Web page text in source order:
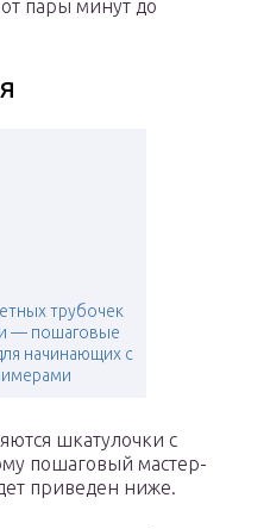
пары минут до
трубочек
— пошаговые
начинающих с
шкатулочки с
пошаговый мастер-
приведен ниже.